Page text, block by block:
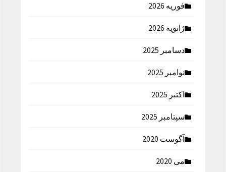
فوریه 2026
ژانویه 2026
دسامبر 2025
نوامبر 2025
اکتبر 2025
سپتامبر 2025
آگوست 2020
می 2020